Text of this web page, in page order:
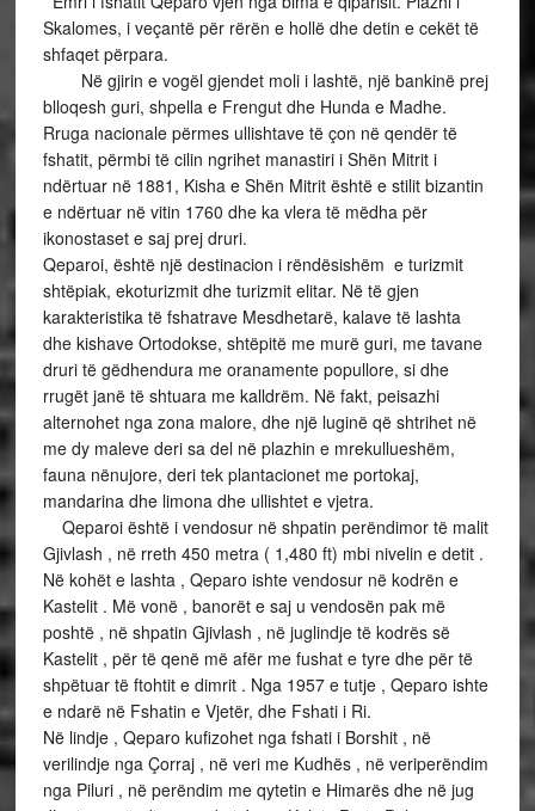
Skalomes, i veçantë për rërën e hollë dhe detin e cekët të
shfaqet përpara.
Në gjirin e vogël gjendet moli i lashtë, një bankinë prej
blloqesh guri, shpella e Frengut dhe Hunda e Madhe.
Rruga nacionale përmes ullishtave të çon në qendër të
fshatit, përmbi të cilin ngrihet manastiri i Shën Mitrit i
ndërtuar në 1881, Kisha e Shën Mitrit është e stilit bizantin
e ndërtuar në vitin 1760 dhe ka vlera të mëdha për
ikonostaset e saj prej druri.
Qeparoi, është një destinacion i rëndësishëm e turizmit
shtëpiak, ekoturizmit dhe turizmit elitar. Në të gjen
karakteristika të fshatrave Mesdhetarë, kalave të lashta
dhe kishave Ortodokse, shtëpitë me murë guri, me tavane
druri të gëdhendura me oranamente popullore, si dhe
rrugët janë të shtuara me kalldrëm. Në fakt, peisazhi
alternohet nga zona malore, dhe një luginë që shtrihet në
me dy maleve deri sa del në plazhin e mrekullueshëm,
fauna nënujore, deri tek plantacionet me portokaj,
mandarina dhe limona dhe ullishtet e vjetra.
Qeparoi është i vendosur në shpatin perëndimor të malit
Gjivlash , në rreth 450 metra ( 1,480 ft) mbi nivelin e detit .
Në kohët e lashta , Qeparo ishte vendosur në kodrën e
Kastelit . Më vonë , banorët e saj u vendosën pak më
poshtë , në shpatin Gjivlash , në juglindje të kodrës së
Kastelit , për të qenë më afër me fushat e tyre dhe për të
shpëtuar të ftohtit e dimrit . Nga 1957 e tutje , Qeparo ishte
e ndarë në Fshatin e Vjetër, dhe Fshati i Ri.
Në lindje , Qeparo kufizohet nga fshati i Borshit , në
verilindje nga Çorraj , në veri me Kudhës , në veriperëndim
nga Piluri , në perëndim me qytetin e Himarës dhe në jug